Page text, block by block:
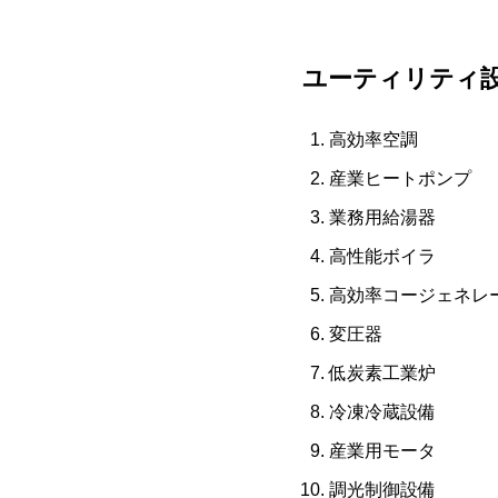
ユーティリティ
高効率空調
産業ヒートポンプ
業務用給湯器
高性能ボイラ
高効率コージェネレ
変圧器
低炭素工業炉
冷凍冷蔵設備
産業用モータ
調光制御設備